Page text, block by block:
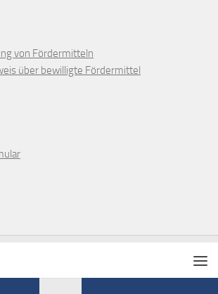
von Fördermitteln
über bewilligte Fördermittel